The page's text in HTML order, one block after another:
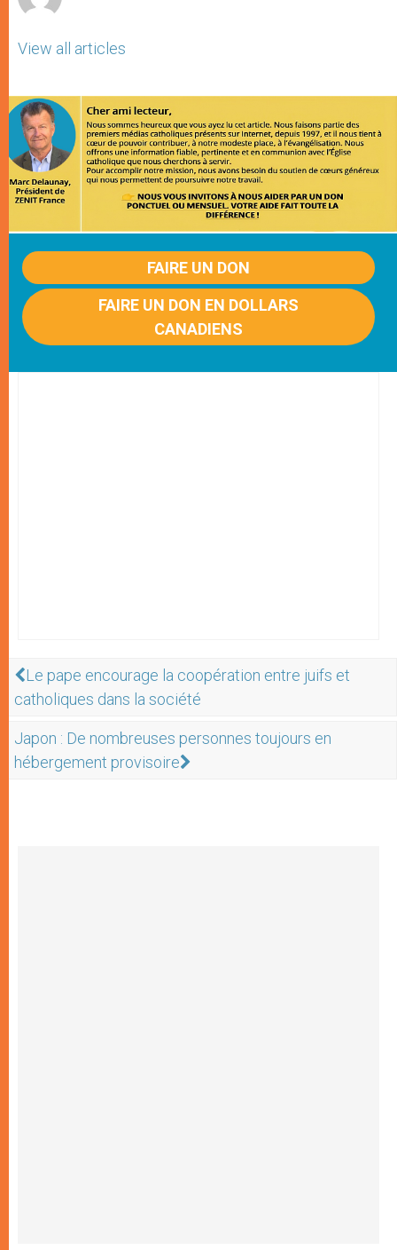
View all articles
FAIRE UN DON
FAIRE UN DON EN DOLLARS
CANADIENS
Le pape encourage la coopération entre juifs et
catholiques dans la société
Japon : De nombreuses personnes toujours en
hébergement provisoire